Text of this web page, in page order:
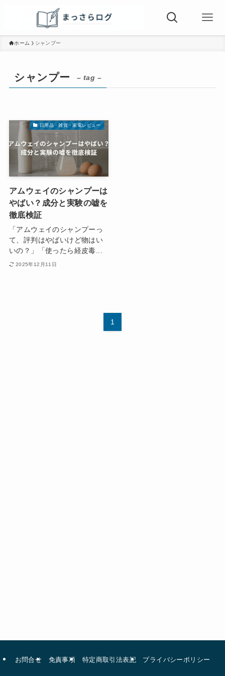
ホーム シャンプー
シャンプー – tag –
日用品・雑貨・家電レビュー
アムウェイのシャンプーは
やばい？成分と実験の嘘を
徹底検証
「アムウェイのシャンプーっ
て、評判はやばいけど物はい
いの？」「使ったら経皮毒...
2025年12月11日
1
お問合せ 免責事項 特定商取引法表記 プライバシーポリシー